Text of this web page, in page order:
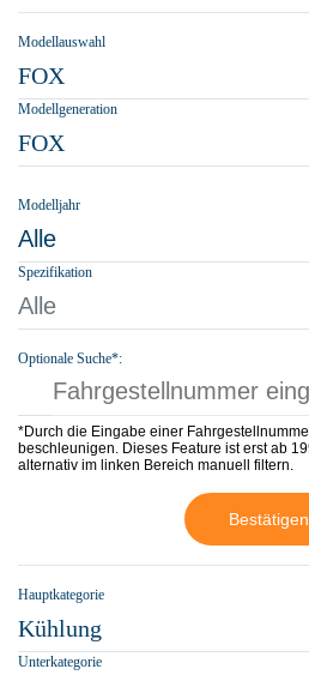
Modellauswahl
FOX
Modellgeneration
FOX
Modelljahr
Alle
Spezifikation
Alle
Optionale Suche*:
*Durch die Eingabe einer
beschleunigen. Dieses Feature ist erst ab
alternativ im linken Bereich manuell filtern.
Bestätigen
Hauptkategorie
Kühlung
Unterkategorie